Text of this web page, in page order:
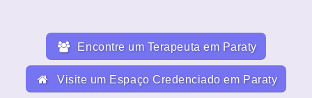
Encontre um Terapeuta em Paraty
Visite um Espaço Credenciado em Paraty